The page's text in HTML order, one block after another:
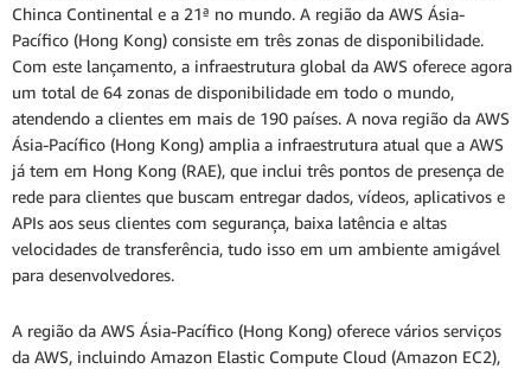
Chinca Continental e a 21ª no mundo. A região da AWS Ásia-
Pacífico (Hong Kong) consiste em três zonas de disponibilidade.
Com este lançamento, a infraestrutura global da AWS oferece agora
um total de 64 zonas de disponibilidade em todo o mundo,
atendendo a clientes em mais de 190 países. A nova região da AWS
Ásia-Pacífico (Hong Kong) amplia a infraestrutura atual que a AWS
já tem em Hong Kong (RAE), que inclui três pontos de presença de
rede para clientes que buscam entregar dados, vídeos, aplicativos e
APIs aos seus clientes com segurança, baixa latência e altas
velocidades de transferência, tudo isso em um ambiente amigável
para desenvolvedores.
A região da AWS Ásia-Pacífico (Hong Kong) oferece vários serviços
da AWS, incluindo Amazon Elastic Compute Cloud (Amazon EC2),